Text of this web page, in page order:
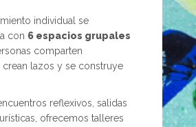
individual se
con 6 espacios grupales
comparten
crean lazos y se construye
reflexivos, salidas
ofrecemos talleres